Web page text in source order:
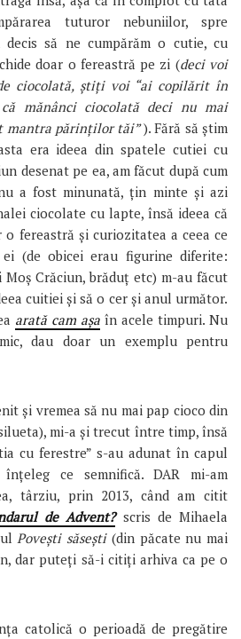
tuturor nebuniilor, spre
decis să ne cumpărăm o cutie, cu
doar o fereastră pe zi (deci voi
ciocolată, știți voi “ai copilărit în
mănânci ciocolată deci nu mai
mantra părinților tăi”). Fără să știm
era ideea din spatele cutiei cu
desenat pe ea, am făcut după cum
a fost minunată, țin minte și azi
ciocolate cu lapte, însă ideea că
fereastră și curiozitatea a ceea ce
(de obicei erau figurine diferite:
Crăciun, brăduț etc) m-au făcut
cuitiei și să o cer și anul următor.
arată cam așa în acele timpuri. Nu
dau doar un exemplu pentru
și vremea să nu mai pap cioco din
mi-a și trecut între timp, însă
cu ferestre” s-au adunat în capul
ce semnifică. DAR mi-am
târziu, prin 2013, când am citit
de Advent?scris de Mihaela
Povești săsești(din păcate nu mai
dar puteți să-i citiți arhiva ca pe o
catolică o perioadă de pregătire